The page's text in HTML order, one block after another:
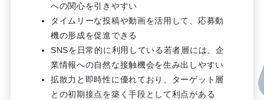
への関心を引きやすい
タイムリーな投稿や動画を活用して、応募動
機の形成を促進できる
SNSを日常的に利用している若者層には、企
業情報への自然な接触機会を生み出しやすい
拡散力と即時性に優れており、ターゲット層
との初期接点を築く手段として利点がある